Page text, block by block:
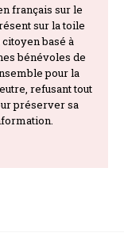
français sur le
sur la toile
basé à
bénévoles de
pour la
refusant tout
préserver sa